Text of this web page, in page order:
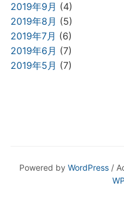
2019年9月 (4)
2019年8月 (5)
2019年7月 (6)
2019年6月 (7)
2019年5月 (7)
Powered by WordPress/